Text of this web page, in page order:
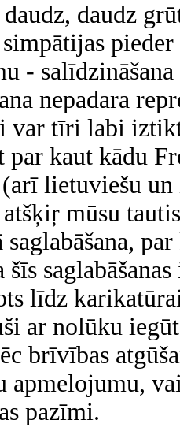
daudz, daudz
-
nepadara
var tīri labi
par kaut kādu
lietuviešu
mūsu
šīs
līdz
ar nolūku
brīvības
apmelojumu,
pazīmi.